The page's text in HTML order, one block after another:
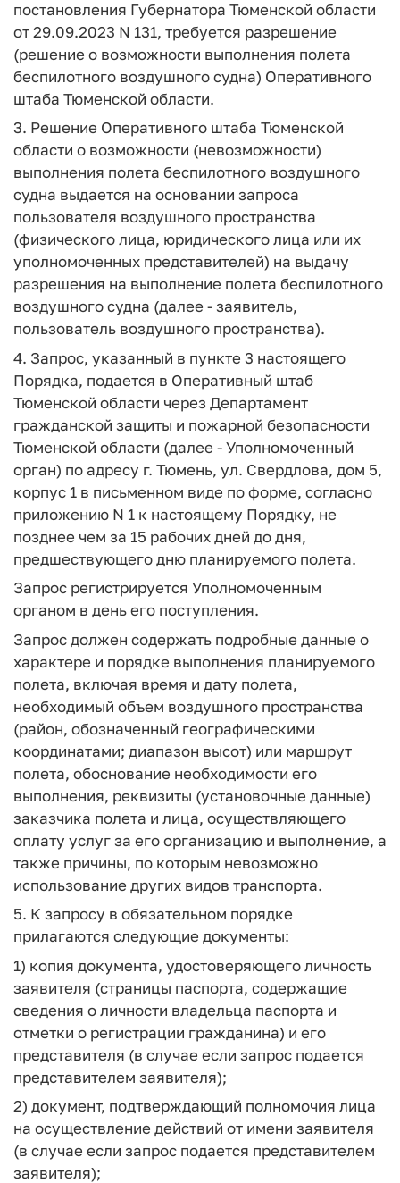
постановления Губернатора Тюменской области
от 29.09.2023 N 131, требуется разрешение
(решение о возможности выполнения полета
беспилотного воздушного судна) Оперативного
штаба Тюменской области.
3. Решение Оперативного штаба Тюменской
области о возможности (невозможности)
выполнения полета беспилотного воздушного
судна выдается на основании запроса
пользователя воздушного пространства
(физического лица, юридического лица или их
уполномоченных представителей) на выдачу
разрешения на выполнение полета беспилотного
воздушного судна (далее - заявитель,
пользователь воздушного пространства).
4. Запрос, указанный в пункте 3 настоящего
Порядка, подается в Оперативный штаб
Тюменской области через Департамент
гражданской защиты и пожарной безопасности
Тюменской области (далее - Уполномоченный
орган) по адресу г. Тюмень, ул. Свердлова, дом 5,
корпус 1 в письменном виде по форме, согласно
приложению N 1 к настоящему Порядку, не
позднее чем за 15 рабочих дней до дня,
предшествующего дню планируемого полета.
Запрос регистрируется Уполномоченным
органом в день его поступления.
Запрос должен содержать подробные данные о
характере и порядке выполнения планируемого
полета, включая время и дату полета,
необходимый объем воздушного пространства
(район, обозначенный географическими
координатами; диапазон высот) или маршрут
полета, обоснование необходимости его
выполнения, реквизиты (установочные данные)
заказчика полета и лица, осуществляющего
оплату услуг за его организацию и выполнение, а
также причины, по которым невозможно
использование других видов транспорта.
5. К запросу в обязательном порядке
прилагаются следующие документы:
1) копия документа, удостоверяющего личность
заявителя (страницы паспорта, содержащие
сведения о личности владельца паспорта и
отметки о регистрации гражданина) и его
представителя (в случае если запрос подается
представителем заявителя);
2) документ, подтверждающий полномочия лица
на осуществление действий от имени заявителя
(в случае если запрос подается представителем
заявителя);